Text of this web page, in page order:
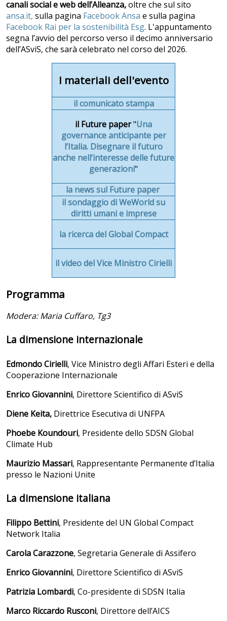
canali social e web dell’Alleanza,oltre che sul sito
ansa.it, sulla pagina Facebook Ansa e sulla pagina
Facebook Rai per la sostenibilità Esg. L'appuntamento
segna l’avvio del percorso verso il decimo anniversario
dell’ASviS, che sarà celebrato nel corso del 2026.
I materiali dell'evento
il comunicato stampa
il Future paper"Una
governance anticipante per
l’Italia. Disegnare il futuro
anche nell’interesse delle future
generazioni"
la news sul Future paper
il sondaggio di WeWorld su
diritti umani e imprese
la ricerca del Global Compact
il video del Vice Ministro Cirielli
Programma
Modera: Maria Cuffaro, Tg3
La dimensione internazionale
Edmondo Cirielli, Vice Ministro degli Affari Esteri e della
Cooperazione Internazionale
Enrico Giovannini, Direttore Scientifico di ASviS
Diene Keita, Direttrice Esecutiva di UNFPA
Phoebe Koundouri, Presidente dello SDSN Global
Climate Hub
Maurizio Massari, Rappresentante Permanente d’Italia
presso le Nazioni Unite
La dimensione italiana
Filippo Bettini, Presidente del UN Global Compact
Network Italia
Carola Carazzone, Segretaria Generale di Assifero
Enrico Giovannini, Direttore Scientifico di ASviS
Patrizia Lombardi, Co-presidente di SDSN Italia
Marco Riccardo Rusconi, Direttore dell’AICS